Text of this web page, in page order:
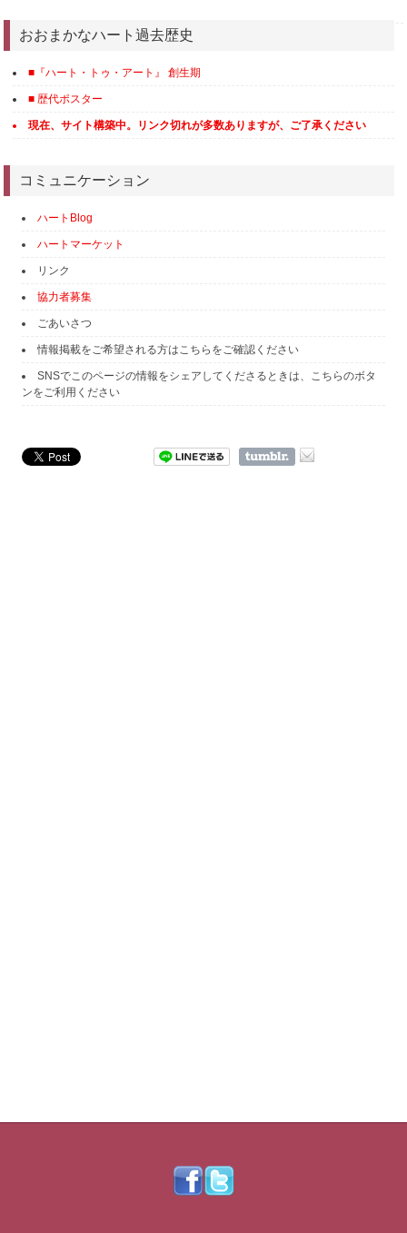
おおまかなハート過去歴史
■『ハート・トゥ・アート』 創生期
■ 歴代ポスター
現在、サイト構築中。リンク切れが多数ありますが、ご了承ください
コミュニケーション
ハートBlog
ハートマーケット
リンク
協力者募集
ごあいさつ
情報掲載をご希望される方はこちらをご確認ください
SNSでこのページの情報をシェアしてくださるときは、こちらのボタ
ンをご利用ください